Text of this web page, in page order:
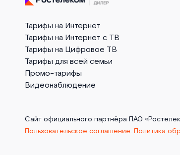
Тарифы на Интернет
Тарифы на Интернет с ТВ
Тарифы на Цифровое ТВ
Тарифы для всей семьи
Промо-тарифы
Видеонаблюдение
Сайт официального партнёра ПАО
Пользовательское соглашение. Политика